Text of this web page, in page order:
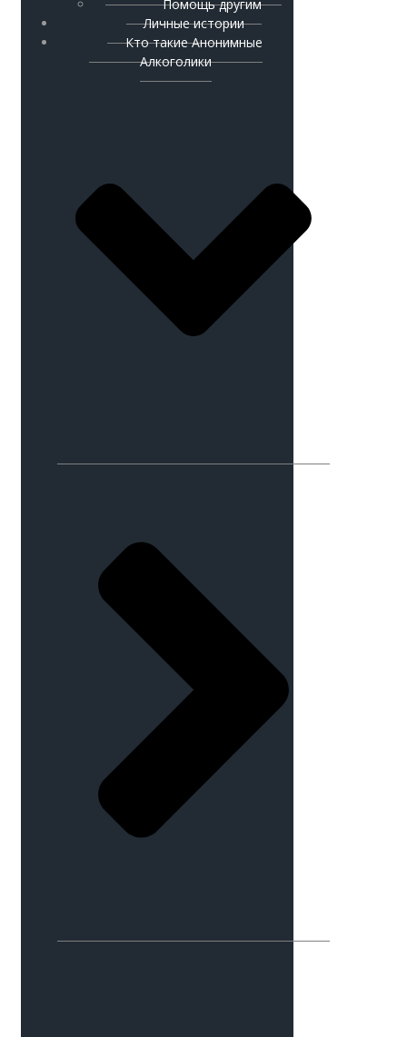
Помощь другим
Личные истории
Кто такие Анонимные
Алкоголики